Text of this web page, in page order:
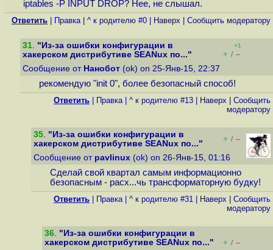
iptables -P INPUT DROP? Нее, не слышал.
Ответить Правка| ^ к родителю #0 Наверх Cообщить модератору
31. "Из-за ошибки конфигурации в
хакерском дистрибутиве SEANux по..."
+1
+ / –
Сообщение от Нанобот (ok) on 25-Янв-15, 22:37
рекомендую "init 0", более безопасный способ!
Ответить Правка| ^ к родителю #13 Наверх
Cообщить
модератору
35. "Из-за ошибки конфигурации в
хакерском дистрибутиве SEANux по..."
+ / –
Сообщение от pavlinux (ok) on 26-Янв-15, 01:16
Сделай свой квартал самым информационно
безопасным - расх...чь трансформаторную будку!
Ответить Правка| ^ к родителю #31 Наверх
Cообщить
модератору
36. "Из-за ошибки конфигурации в
хакерском дистрибутиве SEANux по..."
+ / –